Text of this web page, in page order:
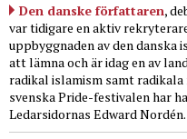
Den danske författaren,
var tidigare en aktiv
uppbyggnaden av den danska
att lämna och är idag en av
radikal islamism samt
svenska Pride-festivalen har
Ledarsidornas Edward Nordén.